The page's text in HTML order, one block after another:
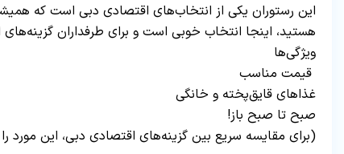
این رستوران یکی از انتخاب‌های اقتصادی دبی است که
هستید، اینجا انتخاب خوبی است و برای طرفداران
ویژگی‌ها
قیمت مناسب
غذاهای قایق‌پخته و خانگی
صبح تا صبح باز!
(برای مقایسه سریع بین گزینه‌های اقتصادی دبی، این مورد را کنار